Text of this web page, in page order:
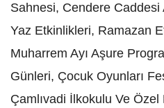
Sahnesi, Cendere Caddesi
Yaz Etkinlikleri, Ramazan
Muharrem Ayı Aşure
Günleri, Çocuk Oyunları
Çamlıvadi İlkokulu Ve